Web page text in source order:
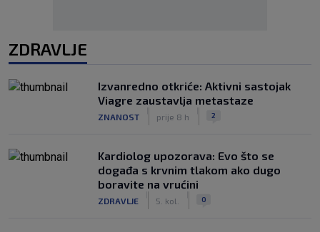
ZDRAVLJE
Izvanredno otkriće: Aktivni sastojak
Viagre zaustavlja metastaze
ZNANOST prije 8 h 2
Kardiolog upozorava: Evo što se
događa s krvnim tlakom ako dugo
boravite na vrućini
ZDRAVLJE 5. kol. 0